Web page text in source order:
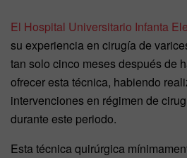
El Hospital Universitario Infanta
su experiencia en cirugía de
tan solo cinco meses después de
ofrecer esta técnica, habiendo
intervenciones en régimen de
durante este periodo.
Esta técnica quirúrgica